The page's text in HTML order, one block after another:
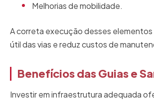
Melhorias de mobilidade.
A correta execução desses elementos
útil das vias e reduz custos de
Benefícios das Guias e
Investir em infraestrutura adequada